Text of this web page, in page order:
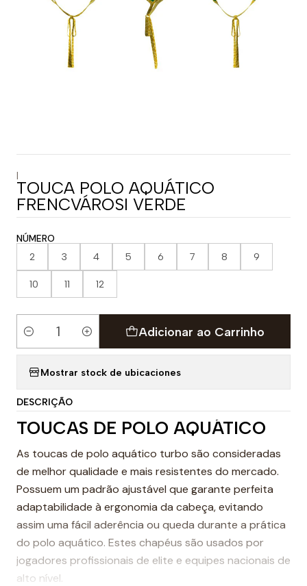
|
TOUCA POLO AQUÁTICO
FRENCVÁROSI VERDE
NÚMERO
2 3 4 5 6 7 8 9
10 11 12
Quantidade
Adicionar ao Carrinho
Mostrar stock de ubicaciones
DESCRIÇÃO
TOUCAS DE POLO AQUÁTICO
As toucas de polo aquático turbo são consideradas
de melhor qualidade e mais resistentes do mercado.
Possuem um padrão ajustável que garante perfeita
adaptabilidade à ergonomia da cabeça, evitando
assim uma fácil aderência ou queda durante a prática
do polo aquático. Estes chapéus são usados por
jogadores profissionais de elite e equipes nacionais de
alto nível.